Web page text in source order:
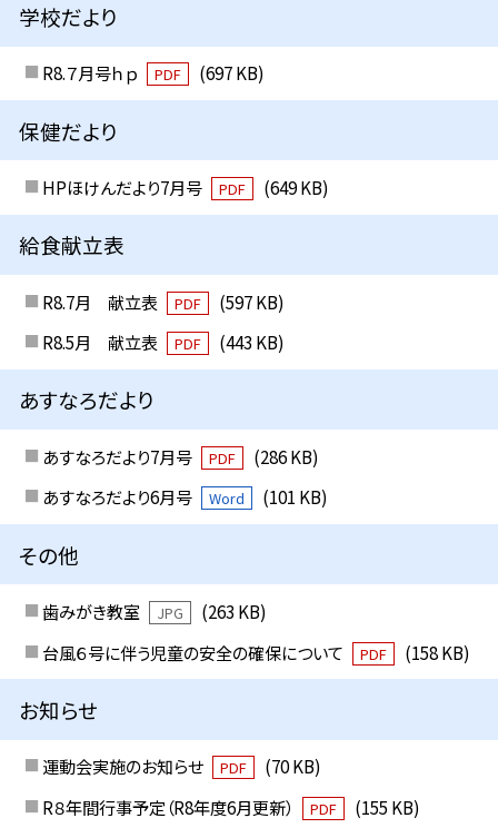
学校だより
R8.７月号ｈｐ PDF (697 KB)
保健だより
HPほけんだより7月号 PDF (649 KB)
給食献立表
R8.7月 献立表 PDF
(597 KB)
R8.5月 献立表
PDF (443 KB)
あすなろだより
あすなろだより7月号 PDF
(286 KB)
あすなろだより6月号
Word (101 KB)
その他
歯みがき教室 JPG
(263 KB)
台風６号に伴う児童の安全の確保について
PDF (158 KB)
お知らせ
運動会実施のお知らせ PDF
(70 KB)
R８年間行事予定（R8年度6月更新）
PDF (155 KB)